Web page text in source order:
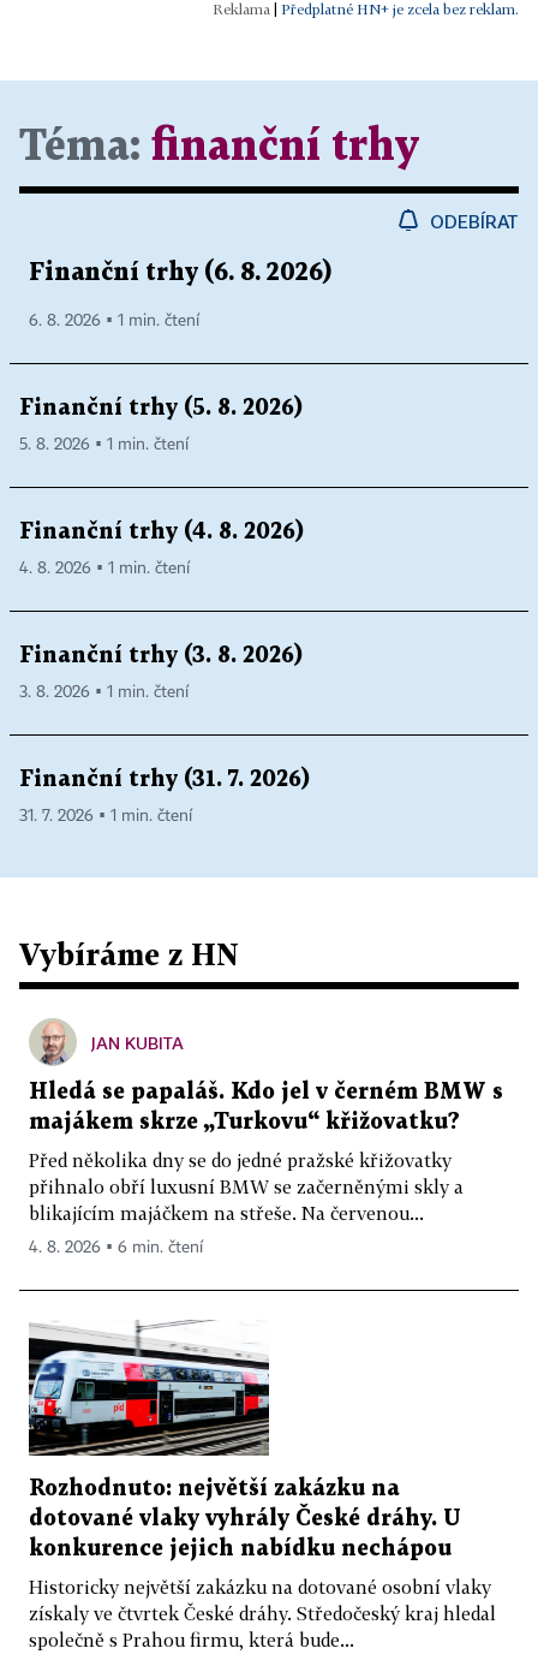
Předplatné HN+ je zcela bez reklam.
Téma: finanční trhy
ODEBÍRAT
Finanční trhy (6. 8. 2026)
6. 8. 2026 ▪ 1 min. čtení
Finanční trhy (5. 8. 2026)
5. 8. 2026 ▪ 1 min. čtení
Finanční trhy (4. 8. 2026)
4. 8. 2026 ▪ 1 min. čtení
Finanční trhy (3. 8. 2026)
3. 8. 2026 ▪ 1 min. čtení
Finanční trhy (31. 7. 2026)
31. 7. 2026 ▪ 1 min. čtení
Vybíráme z HN
JAN KUBITA
Hledá se papaláš. Kdo jel v černém BMW s
majákem skrze „Turkovu“ křižovatku?
Před několika dny se do jedné pražské křižovatky
přihnalo obří luxusní BMW se začerněnými skly a
blikajícím majáčkem na střeše. Na červenou...
4. 8. 2026 ▪ 6 min. čtení
Rozhodnuto: největší zakázku na
dotované vlaky vyhrály České dráhy. U
konkurence jejich nabídku nechápou
Historicky největší zakázku na dotované osobní vlaky
získaly ve čtvrtek České dráhy. Středočeský kraj hledal
společně s Prahou firmu, která bude...